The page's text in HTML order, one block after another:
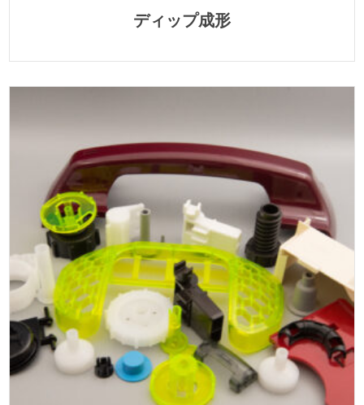
ディップ成形